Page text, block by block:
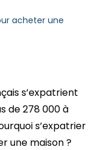
acheter une
s’expatrient
de 278 000 à
s’expatrier
une maison ?